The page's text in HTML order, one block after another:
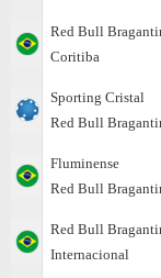
Red Bull
Coritiba
Sporting Cristal
Red Bull
Fluminense
Red Bull
Red Bull
Internacional